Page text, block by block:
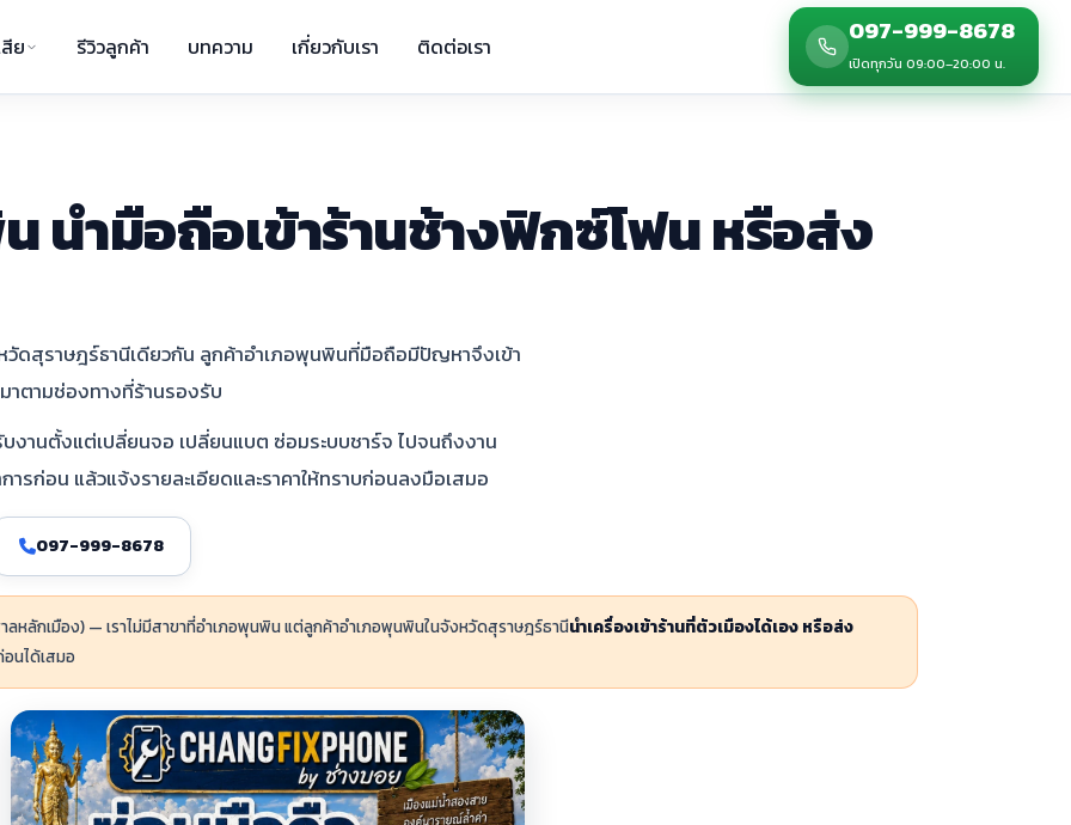
ย รีวิวลูกค้า บทความ เกี่ยวกับเรา ติดต่อเรา 097-999-8678
เปิดทุกวัน 09:00–20:00 น.
นำมือถือเข้าร้านช้างฟิกซ์โฟน หรือส่ง
วัดสุราษฎร์ธานีเดียวกัน ลูกค้าอำเภอพุนพินที่มือถือมีปัญหาจึงเข้า
าตามช่องทางที่ร้านรองรับ
านตั้งแต่เปลี่ยนจอ เปลี่ยนแบต ซ่อมระบบชาร์จ ไปจนถึงงาน
รก่อน แล้วแจ้งรายละเอียดและราคาให้ทราบก่อนลงมือเสมอ
097-999-8678
ลหลักเมือง) — เราไม่มีสาขาที่อำเภอพุนพิน แต่ลูกค้าอำเภอพุนพินในจังหวัดสุราษฎร์ธานีนำเครื่องเข้าร้านที่ตัวเมืองได้เอง หรือส่ง
นได้เสมอ